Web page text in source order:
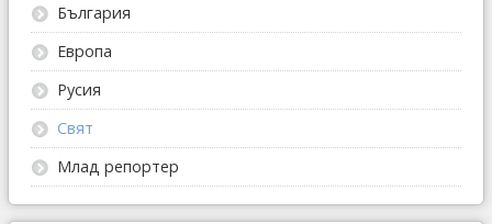
България
Европа
Русия
Свят
Млад репортер